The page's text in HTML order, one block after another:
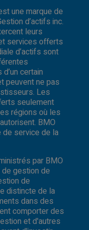
une marque de
d’actifs inc.
leurs
services offerts
d’actifs sont
certain
peuvent ne pas
Les
seulement
régions où les
BMO
de service de la
par BMO
gestion de
de
distincte de la
dans des
comporter des
et d'autres